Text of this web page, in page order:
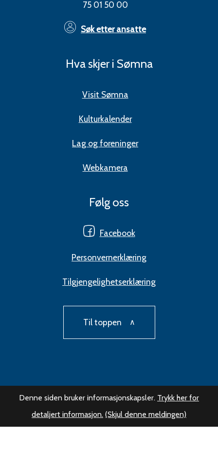
75 01 50 00
Søk etter ansatte
Hva skjer i Sømna
Visit Sømna
Kulturkalender
Lag og foreninger
Webkamera
Følg oss
Facebook
Personvernerklæring
Tilgjengelighetserklæring
Til toppen
Denne siden bruker informasjonskapsler. Trykk her for
detaljert informasjon. (Skjul denne meldingen)